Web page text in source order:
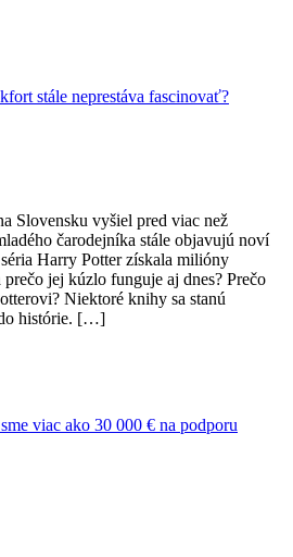
stále neprestáva fascinovať?
Slovensku vyšiel pred viac než
čarodejníka stále objavujú noví
Harry Potter získala milióny
jej kúzlo funguje aj dnes? Prečo
Niektoré knihy sa stanú
do histórie. […]
viac ako 30 000 € na podporu